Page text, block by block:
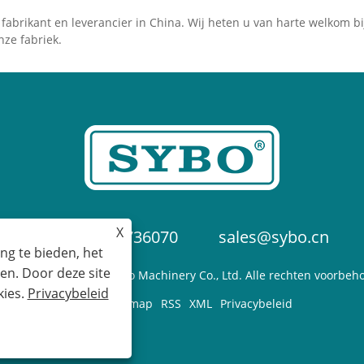
om sauzen, soepen
te maken zonder
hoeft te verplaatsen,
en leverancier in China. Wij heten u van harte welkom
fabriek.
+86-574-87736070 sales@sybo.cn
© 2025 Ningbo Sybo Machinery Co., Ltd. Alle rechten
Links Sitemap RSS XML Privacybeleid
X
te bieden, het
Door deze site
Privacybeleid